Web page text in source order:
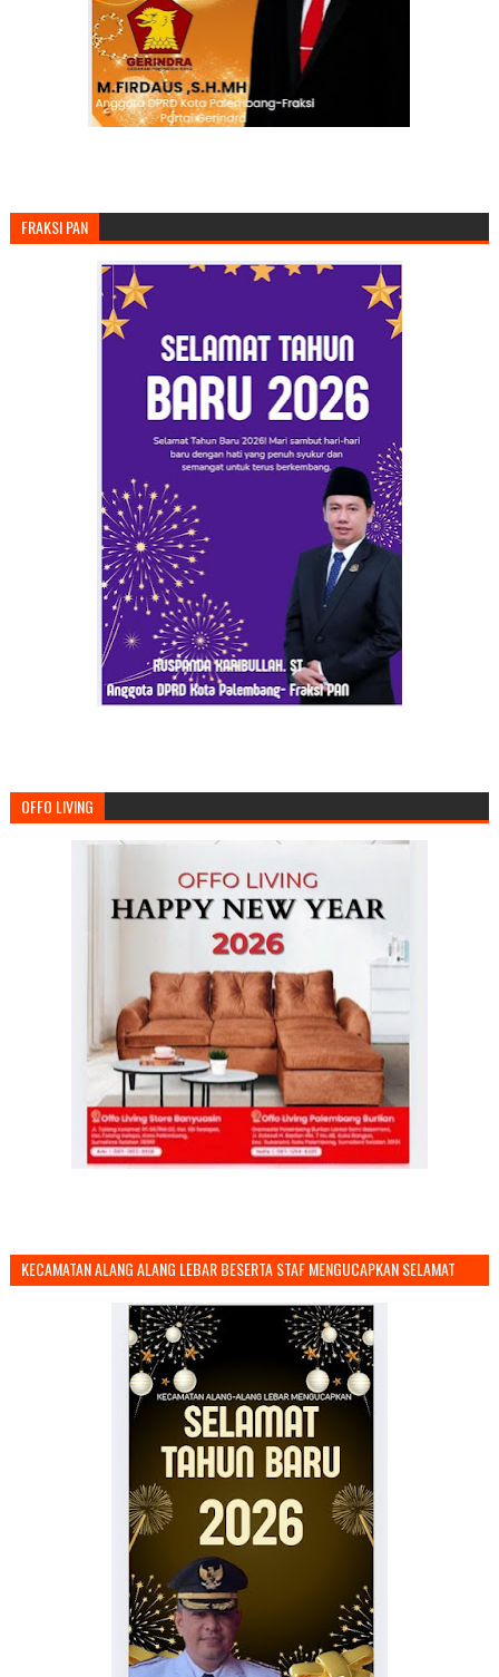
FRAKSI PAN
OFFO LIVING
KECAMATAN ALANG ALANG LEBAR BESERTA STAF MENGUCAPKAN SELAMAT